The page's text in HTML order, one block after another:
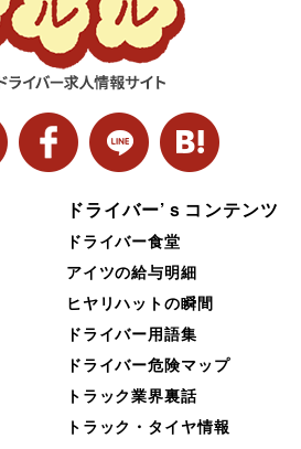
ドライバー’ｓコンテンツ
ドライバー食堂
アイツの給与明細
ヒヤリハットの瞬間
ドライバー用語集
ドライバー危険マップ
トラック業界裏話
トラック・タイヤ情報